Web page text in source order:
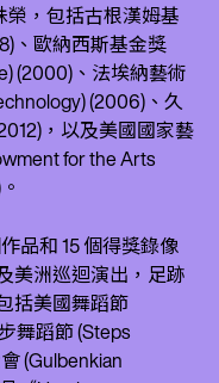
榮，包括古根漢姆基
、歐納西斯基金獎
(2000)、法埃納藝術
(2006)、久
，以及美國國家藝
for the Arts
品和 15 個得獎錄像
美洲巡迴演出，足跡
括美國舞蹈節
舞蹈節 (Steps
(Gulbenkian